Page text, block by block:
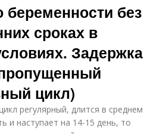
беременности без
сроках в
Задержка
цикл)
регулярный, длится в среднем
и наступает на 14-15 день, то